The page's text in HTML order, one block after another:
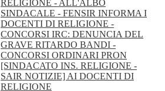
RELIGIONE - ALL'ALBO
SINDACALE - FENSIR INFORMA I
DOCENTI DI RELIGIONE -
CONCORSI IRC: DENUNCIA DEL
GRAVE RITARDO BANDI -
CONCORSI ORDINARI PRON
[SINDACATO INS. RELIGIONE -
SAIR NOTIZIE] AI DOCENTI DI
RELIGIONE